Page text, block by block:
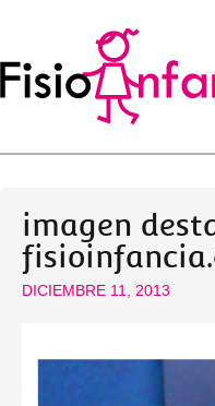
imagen
DICIEMBRE 11, 2013